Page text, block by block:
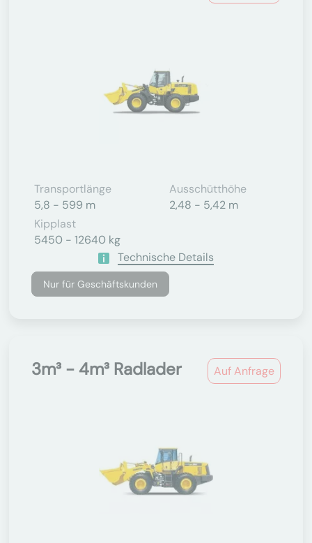
Transportlänge
5,8 - 599 m
Ausschütthöhe
2,48 - 5,42 m
Kipplast
5450 - 12640 kg
Technische Details
Nur für Geschäftskunden
Auf Anfrage
3m³ - 4m³ Radlader